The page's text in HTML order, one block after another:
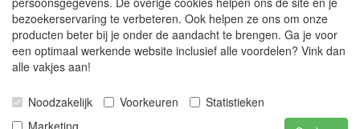
Donderdagavond koopavond: 19:00 - 21:00
SERVICE
bezoekerservaring te verbeteren. Ook helpen ze ons om onze
producten beter bij je onder de aandacht te brengen. Ga je voor
een optimaal werkende website inclusief alle voordelen? Vink dan
alle vakjes aan!
Noodzakelijk Voorkeuren
Statistieken
Marketing